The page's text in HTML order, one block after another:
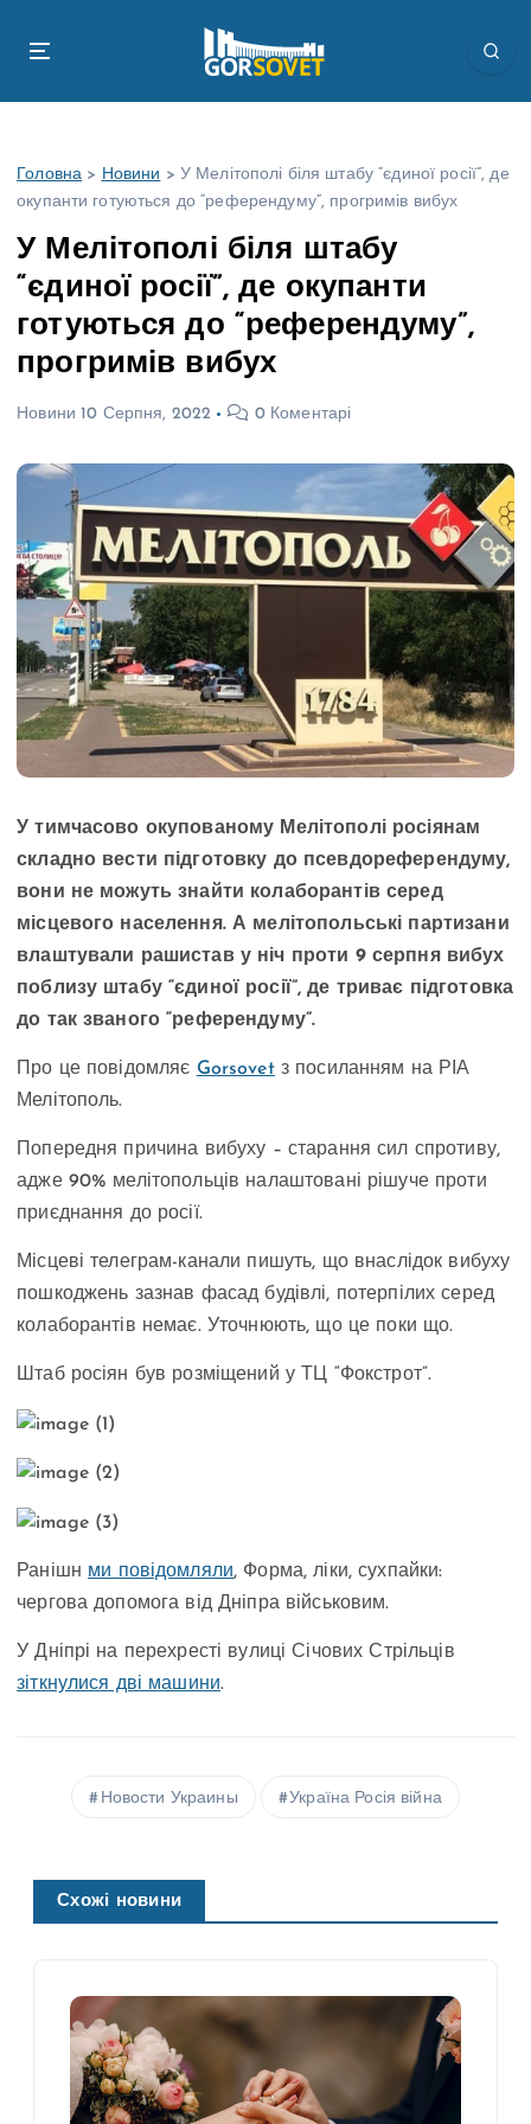
Головна > Новини > У Мелітополі біля штабу “єдиної росії”, де
окупанти готуються до “референдуму”, прогримів вибух
У Мелітополі біля штабу
“єдиної росії”, де окупанти
готуються до “референдуму”,
прогримів вибух
Новини 10 Серпня, 2022 0 Коментарі
У тимчасово окупованому Мелітополі росіянам
складно вести підготовку до псевдореферендуму,
вони не можуть знайти колаборантів серед
місцевого населення. А мелітопольські партизани
влаштували рашистав у ніч проти 9 серпня вибух
поблизу штабу “єдиної росії”, де триває підготовка
до так званого “референдуму”.
Про це повідомляє Gorsovetз посиланням на РІА
Мелітополь.
Попередня причина вибуху – старання сил спротиву,
адже 90% мелітопольців налаштовані рішуче проти
приєднання до росії.
Місцеві телеграм-канали пишуть, що внаслідок вибуху
пошкоджень зазнав фасад будівлі, потерпілих серед
колаборантів немає. Уточнюють, що це поки що.
Штаб росіян був розміщений у ТЦ “Фокстрот”.
Ранішн ми повідомляли, Форма, ліки, сухпайки:
чергова допомога від Дніпра військовим.
У Дніпрі на перехресті вулиці Січових Стрільців
зіткнулися дві машини.
Новости Украины Україна Росія війна
Схожі новини